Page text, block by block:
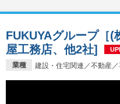
業種 建設・住宅関連／不動産
FUKUYAグループ［
屋工務店、他2社]